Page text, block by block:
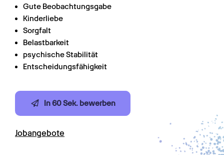
Gute Beobachtungsgabe
Kinderliebe
Sorgfalt
Belastbarkeit
psychische Stabilität
Entscheidungsfähigkeit
In 60 Sek. bewerben
Jobangebote